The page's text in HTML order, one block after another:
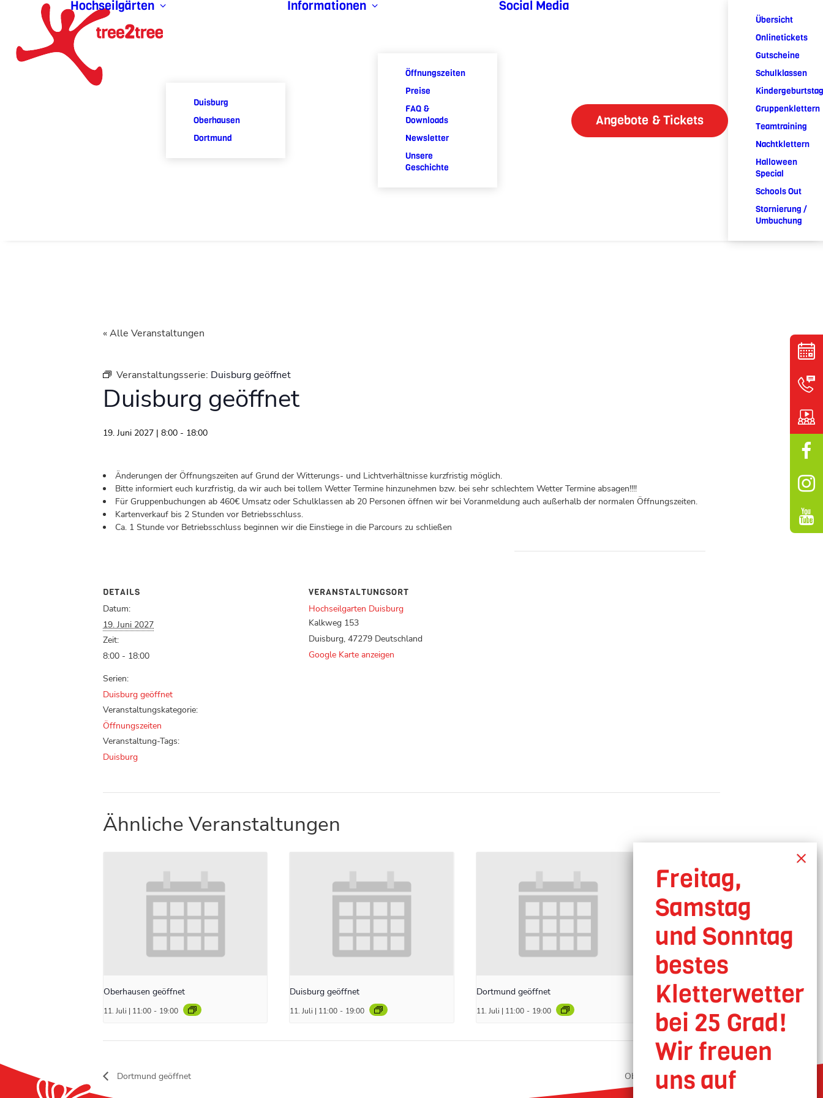
Hochseilgärten
Duisburg
Oberhausen
Dortmund
Informationen
Öffnungszeiten
Preise
FAQ &
Downloads
Newsletter
Unsere
Geschichte
Social Media
Angebote & Tickets
Übersicht
Onlinetickets
Gutscheine
Schulklassen
Kindergeburtstag
Gruppenklettern
Teamtraining
Nachtklettern
Halloween
Special
Schools Out
Stornierung /
Umbuchung
« Alle Veranstaltungen
Veranstaltungsserie: Duisburg geöffnet
Duisburg geöffnet
19. Juni 2027 | 8:00 - 18:00
Änderungen der Öffnungszeiten auf Grund der Witterungs- und Lichtverhältnisse kurzfristig möglich.
Bitte informiert euch kurzfristig, da wir auch bei tollem Wetter Termine hinzunehmen bzw. bei sehr schlechtem Wetter Termine absagen!!!!
Für Gruppenbuchungen ab 460€ Umsatz oder Schulklassen ab 20 Personen öffnen wir bei Voranmeldung auch außerhalb der normalen Öffnungszeiten.
Kartenverkauf bis 2 Stunden vor Betriebsschluss.
Ca. 1 Stunde vor Betriebsschluss beginnen wir die Einstiege in die Parcours zu schließen
DETAILS
Datum:
19. Juni 2027
Zeit:
8:00 - 18:00
Serien:
Duisburg geöffnet
Veranstaltungskategorie:
Öffnungszeiten
Veranstaltung-Tags:
Duisburg
VERANSTALTUNGSORT
Hochseilgarten Duisburg
Kalkweg 153
Duisburg, 47279 Deutschland
Google Karte anzeigen
Ähnliche Veranstaltungen
Oberhausen geöffnet
11. Juli | 11:00 - 19:00
Duisburg geöffnet
11. Juli | 11:00 - 19:00
Dortmund geöffnet
11. Juli | 11:00 - 19:00
Dortmund geöffnet Oberhausen geöffnet